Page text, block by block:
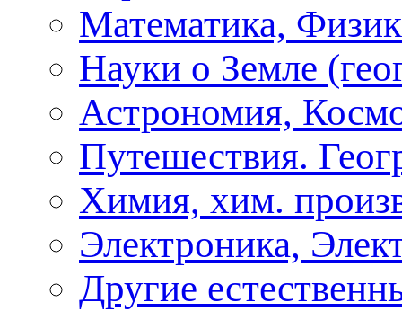
Математика,
Науки о Земле
Астрономия,
Путешествия.
Химия, хим.
Электроника,
Другие